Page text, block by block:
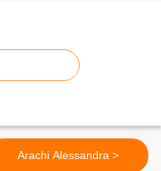
Arachi Alessandra >